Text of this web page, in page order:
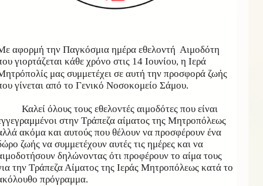
αφορμή την Παγκόσμια ημέρα εθελοντή Αιμοδότη
γιορτάζεται κάθε χρόνο στις 14 Ιουνίου, η Ιερά
μας συμμετέχει σε αυτή την προσφορά ζωής
γίνεται από το Γενικό Νοσοκομείο Σάμου.
Καλεί όλους τους εθελοντές αιμοδότες που είναι
στην Τράπεζα αίματος της Μητροπόλεως
ακόμα και αυτούς που θέλουν να προσφέρουν ένα
ζωής να συμμετέχουν αυτές τις ημέρες και να
δηλώνοντας ότι προφέρουν το αίμα τους
την Τράπεζα Αίματος της Ιεράς Μητροπόλεως κατά το
πρόγραμμα.